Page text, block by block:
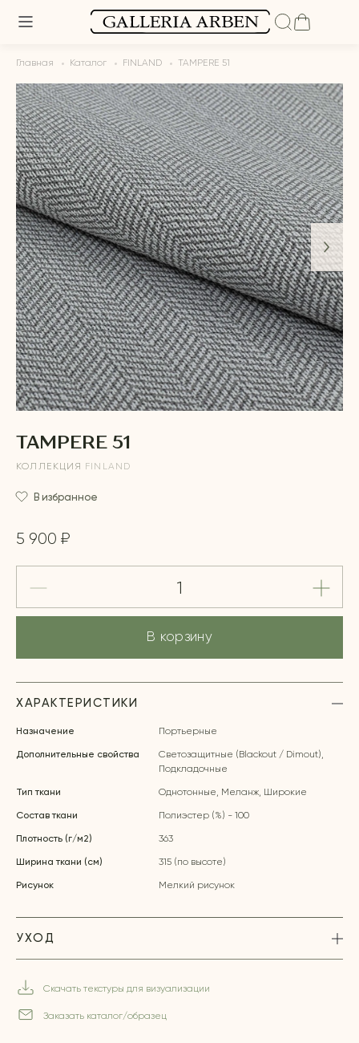
Главная Каталог FINLAND TAMPERE 51
TAMPERE 51
КОЛЛЕКЦИЯ FINLAND
В избранное
5 900 ₽
В корзину
ХАРАКТЕРИСТИКИ
Назначение Портьерные
Дополнительные свойства
Светозащитные (Blackout / Dimout),
Подкладочные
Тип ткани Однотонные, Меланж, Широкие
Состав ткани Полиэстер (%) - 100
Плотность (г/м2) 363
Ширина ткани (см) 315 (по высоте)
Рисунок Мелкий рисунок
УХОД
Скачать текстуры для визуализации
Заказать каталог/образец